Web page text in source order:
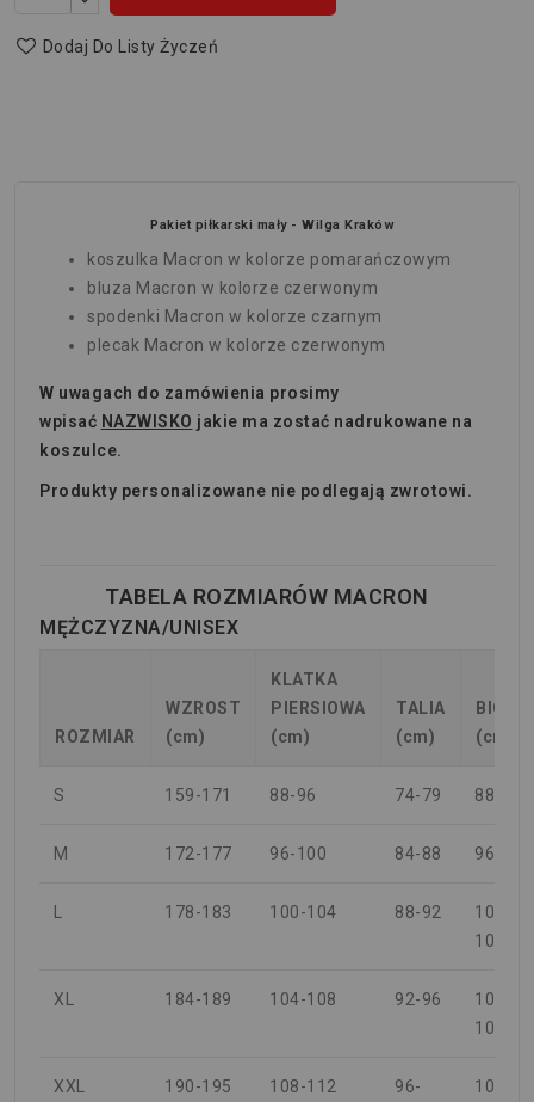
Dodaj Do Listy Życzeń
Pakiet piłkarski mały - Wilga Kraków
koszulka Macron w kolorze pomarańczowym
bluza Macron w kolorze czerwonym
spodenki Macron w kolorze czarnym
plecak Macron w kolorze czerwonym
W uwagach do zamówienia prosimy
wpisać NAZWISKO jakie ma zostać nadrukowane na
koszulce.
Produkty personalizowane nie podlegają zwrotowi.
TABELA ROZMIARÓW MACRON
MĘŻCZYZNA/UNISEX
ROZMIAR
WZROST
(cm)
KLATKA
PIERSIOWA
(cm)
TALIA
(cm)
(cm)
S 159-171 88-96 74-79 88-94
M 172-177 96-100 84-88 96-100
178-183 100-104 88-92
100-
104
XL 184-189 104-108 92-96
104-
108
XXL 190-195 108-112 96- 108-